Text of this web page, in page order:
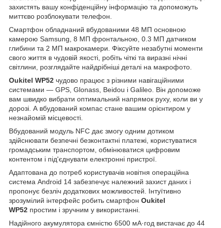
захистять вашу конфіденційну інформацію та допоможуть
миттєво розблокувати телефон.
Смартфон обладнаний вбудованими 48 МП основною
камерою Samsung, 8 МП фронтальною, 0.3 МП датчиком
глибини та 2 МП макрокамери. Фіксуйте незабутні моменти
свого життя в чудовій якості, робіть чіткі та виразні нічні
світлини, розглядайте найдрібніші деталі на макрофото.
Oukitel WP52 чудово працює з різними навігаційними
системами — GPS, Glonass, Beidou і Galileo. Він допоможе
вам швидко вибрати оптимальний напрямок руху, коли ви у
дорозі. А вбудований компас стане вашим орієнтиром у
незнайомій місцевості.
Вбудований модуль NFC дає змогу одним дотиком
здійснювати безпечні безконтактні платежі, користуватися
громадським транспортом, обмінюватися цифровим
контентом і під'єднувати електронні пристрої.
Адаптована до потреб користувачів новітня операційна
система Android 14 забезпечує належний захист даних і
пропонує безліч додаткових можливостей. Інтуїтивно
зрозумілий інтерфейс робить смартфон Oukitel
WP52 простим і зручним у використанні.
Надійного акумулятора ємністю 6500 мA·год вистачає до 44